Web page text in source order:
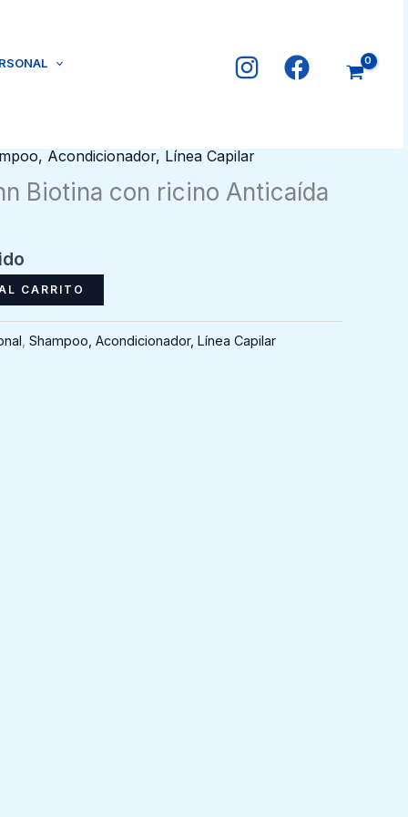
Acondicionador, Línea Capilar
Biotina con ricino Anticaída
CARRITO
Shampoo, Acondicionador, Línea Capilar